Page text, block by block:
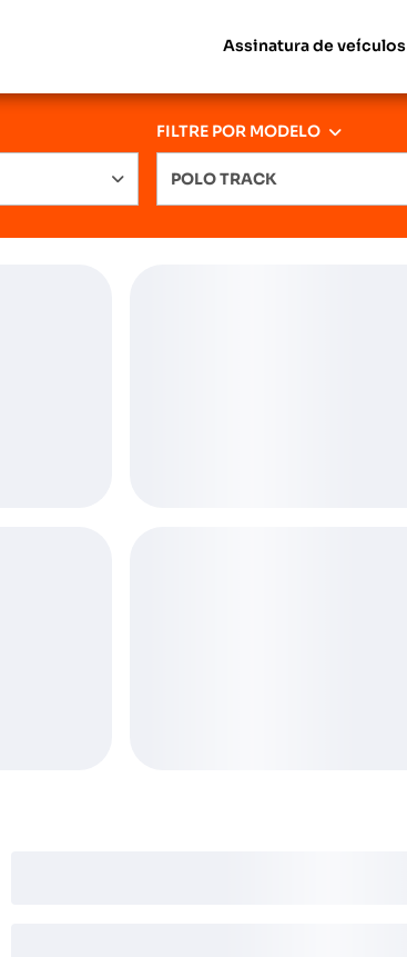
Assinatura de veículos
FILTRE POR MODELO
POLO TRACK